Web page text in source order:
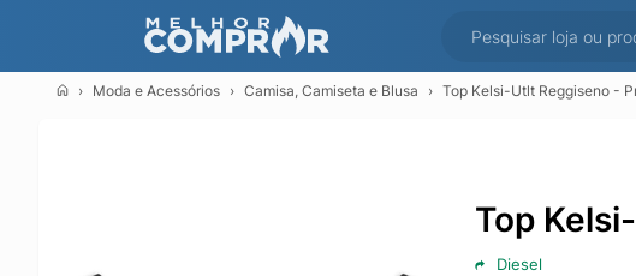
Moda e Acessórios Camisa, Camiseta e Blusa Top Kelsi-Utlt Reggiseno -
Top
Diesel